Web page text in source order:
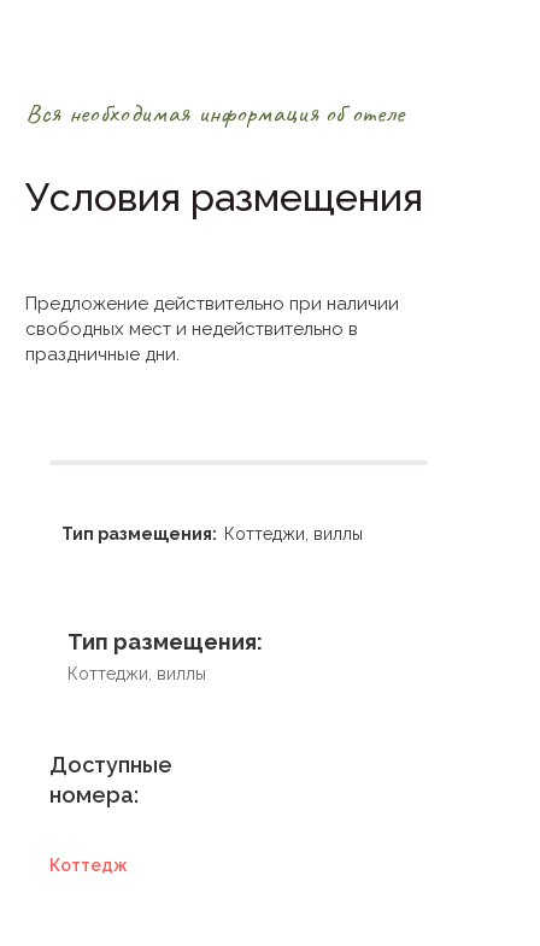
Вся необходимая информация об отеле
Условия размещения
Предложение действительно при наличии
свободных мест и недействительно в
праздничные дни.
Тип размещения: Коттеджи, виллы
Тип размещения:
Коттеджи, виллы
Доступные
номера:
Коттедж